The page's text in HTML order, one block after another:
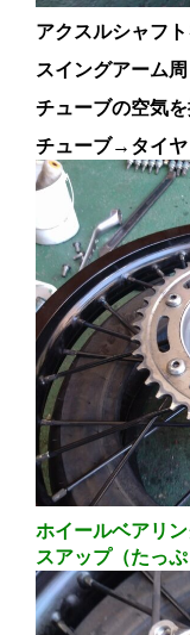
アクスルシャフ
スイングアーム
チューブの空気
チューブ→タイ
ホイールベアリ
スアップ（たっぷ